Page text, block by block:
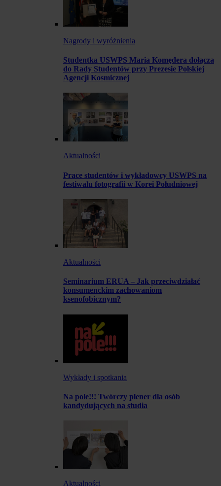
Nagrody i wyróżnienia
Studentka USWPS Maria Komędera dołącza
do Rady Studentów przy Prezesie Polskiej
Agencji Kosmicznej
Aktualności
Prace studentów i wykładowcy USWPS na
festiwalu fotografii w Korei Południowej
Aktualności
Seminarium ERUA – Jak przeciwdziałać
konsumenckim zachowaniom
ksenofobicznym?
Wykłady i spotkania
Na pole!!! Twórczy plener dla osób
kandydujących na studia
Aktualności